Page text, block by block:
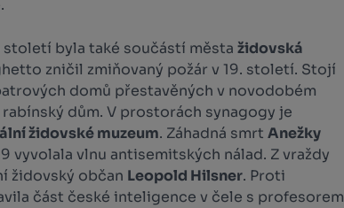
byla také součástí města židovská
zničil zmiňovaný požár v 19. století. Stojí
domů přestavěných v novodobém
dům. V prostorách synagogy je
židovské muzeum. Záhadná smrt Anežky
vyvolala vlnu antisemitských nálad. Z vraždy
židovský občan Leopold Hilsner. Proti
část české inteligence v čele s profesorem